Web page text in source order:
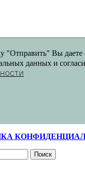
"Отправить" Вы даете
данных и
Поиск